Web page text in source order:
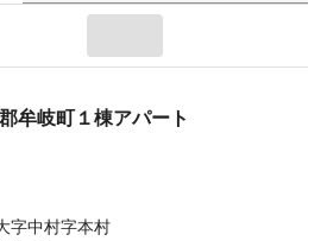
牟岐町１棟アパート
字中村字本村